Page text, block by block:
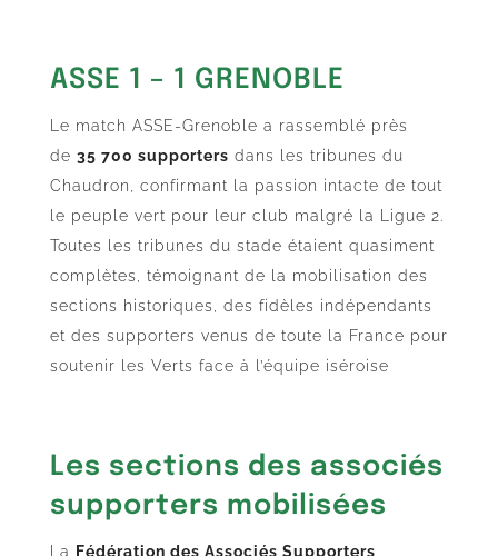
ASSE 1 – 1 GRENOBLE
Le match ASSE-Grenoble a rassemblé près
de 35 700 supporters dans les tribunes du
Chaudron, confirmant la passion intacte de tout
le peuple vert pour leur club malgré la Ligue 2.
Toutes les tribunes du stade étaient quasiment
complètes, témoignant de la mobilisation des
sections historiques, des fidèles indépendants
et des supporters venus de toute la France pour
soutenir les Verts face à l’équipe iséroise
Les sections des associés
supporters mobilisées
La
Fédération des Associés Supporters